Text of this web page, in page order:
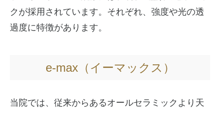
クが採用されています。それぞれ、強度や光の透
過度に特徴があります。
e-max（イーマックス）
当院では、従来からあるオールセラミックより天